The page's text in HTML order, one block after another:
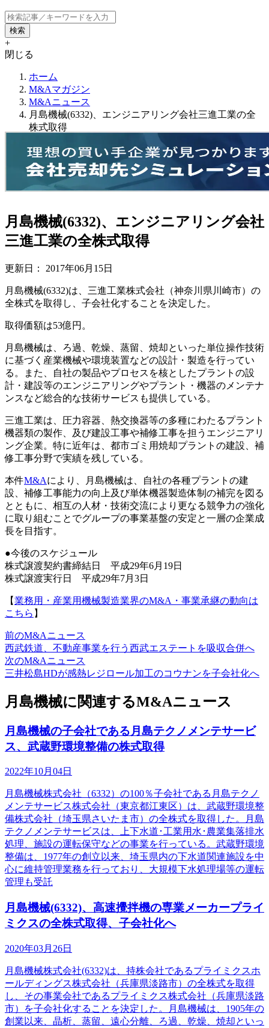
+
閉じる
ホーム
M&Aマガジン
M&Aニュース
月島機械(6332)、エンジニアリング会社三進工業の全
株式取得
月島機械(6332)、エンジニアリング会社
三進工業の全株式取得
更新日： 2017年06月15日
月島機械(6332)は、三進工業株式会社（神奈川県川崎市）の
全株式を取得し、子会社化することを決定した。
取得価額は53億円。
月島機械は、ろ過、乾燥、蒸留、焼却といった単位操作技術
に基づく産業機械や環境装置などの設計・製造を行ってい
る。また、自社の製品やプロセスを核としたプラントの設
計・建設等のエンジニアリングやプラント・機器のメンテナ
ンスなど総合的な技術サービスも提供している。
三進工業は、圧力容器、熱交換器等の多種にわたるプラント
機器類の製作、及び建設工事や補修工事を担うエンジニアリ
ング企業。特に近年は、都市ゴミ用焼却プラントの建設、補
修工事分野で実績を残している。
本件M&Aにより、月島機械は、自社の各種プラントの建
設、補修工事能力の向上及び単体機器製造体制の補完を図る
とともに、相互の人材・技術交流により更なる競争力の強化
に取り組むことでグループの事業基盤の安定と一層の企業成
長を目指す。
●今後のスケジュール
株式譲渡契約書締結日 平成29年6月19日
株式譲渡実行日 平成29年7月3日
【業務用・産業用機械製造業界のM&A・事業承継の動向は
こちら 】
前のM&Aニュース
西武鉄道、不動産事業を行う西武エステートを吸収合併へ
次のM&Aニュース
三井松島HDが感熱レジロール加工のコウナンを子会社化へ
月島機械に関連するM&Aニュース
月島機械の子会社である月島テクノメンテサービ
ス、武蔵野環境整備の株式取得
2022年10月04日
月島機械株式会社（6332）の100％子会社である月島テクノ
メンテサービス株式会社（東京都江東区）は、武蔵野環境整
備株式会社（埼玉県さいたま市）の全株式を取得した。月島
テクノメンテサービスは、上下水道･工業用水･農業集落排水
処理、施設の運転保守などの事業を行っている。武蔵野環境
整備は、1977年の創立以来、埼玉県内の下水道関連施設を中
心に維持管理業務を行っており、大規模下水処理場等の運転
管理も受託
月島機械(6332)、高速攪拌機の専業メーカープライ
ミクスの全株式取得、子会社化へ
2020年03月26日
月島機械株式会社(6332)は、持株会社であるプライミクスホ
ールディングス株式会社（兵庫県淡路市）の全株式を取得
し、その事業会社であるプライミクス株式会社（兵庫県淡路
市）を子会社化することを決定した。月島機械は、1905年の
創業以来、晶析、蒸留、遠心分離、ろ過、乾燥、焼却といっ